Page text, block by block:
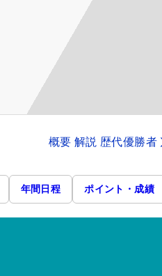
概要 解説 歴代優勝者
年間日程 ポイント・成績